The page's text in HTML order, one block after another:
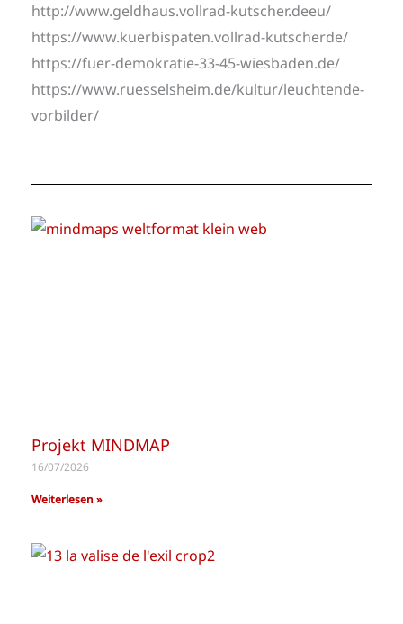
http://www.geldhaus.vollrad-kutscher.deeu/
https://www.kuerbispaten.vollrad-kutscherde/
https://fuer-demokratie-33-45-wiesbaden.de/
https://www.ruesselsheim.de/kultur/leuchtende-
vorbilder/
Projekt MINDMAP
16/07/2026
Weiterlesen »